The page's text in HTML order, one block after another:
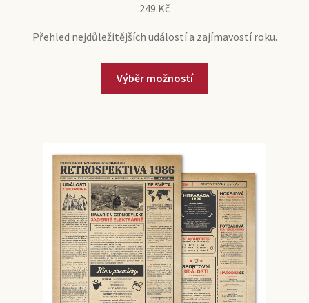
249 Kč
Přehled nejdůležitějších událostí a zajímavostí roku.
Výběr možností